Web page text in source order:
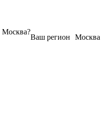
Москва
Ваш регион
Москва?